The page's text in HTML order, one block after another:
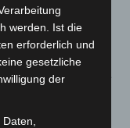
den 24-
20. März
er dem Haftrichter
Dieser ordnete
einen
werden. Ist die
erforderlich und
gesetzliche
der